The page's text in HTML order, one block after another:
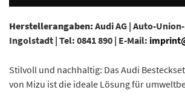
Herstellerangaben: Audi AG | Auto-
Ingolstadt | Tel: 0841 890 | E-Mail:
Stilvoll und nachhaltig: Das Audi
von Mizu ist die ideale Lösung für